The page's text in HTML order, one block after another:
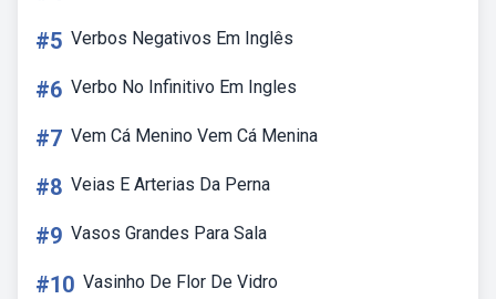
#5 Verbos Negativos Em Inglês
#6 Verbo No Infinitivo Em Ingles
#7 Vem Cá Menino Vem Cá Menina
#8 Veias E Arterias Da Perna
#9 Vasos Grandes Para Sala
#10 Vasinho De Flor De Vidro